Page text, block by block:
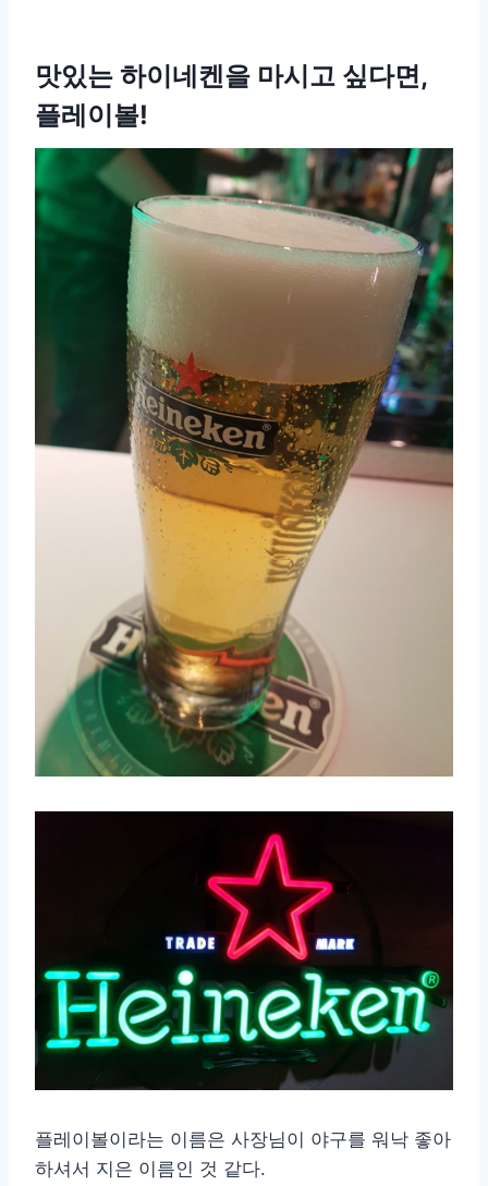
맛있는 하이네켄을 마시고 싶다면,
플레이볼!
플레이볼이라는 이름은 사장님이 야구를 워낙 좋아
하셔서 지은 이름인 것 같다.